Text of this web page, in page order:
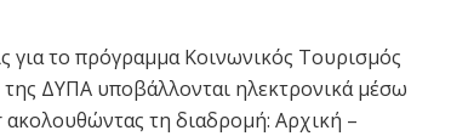
για το πρόγραμμα Κοινωνικός Τουρισμός
της ΔΥΠΑ υποβάλλονται ηλεκτρονικά μέσω
τη διαδρομή: Αρχική –